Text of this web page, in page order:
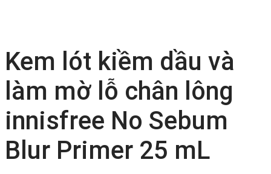
Kem lót kiềm dầu và
làm mờ lỗ chân lông
innisfree No Sebum
Blur Primer 25 mL